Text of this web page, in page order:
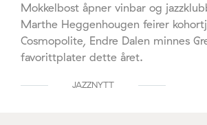
Mokkelbost åpner vinbar og
Marthe Heggenhougen feirer
Cosmopolite, Endre Dalen minnes
favorittplater dette året.
JAZZNYTT